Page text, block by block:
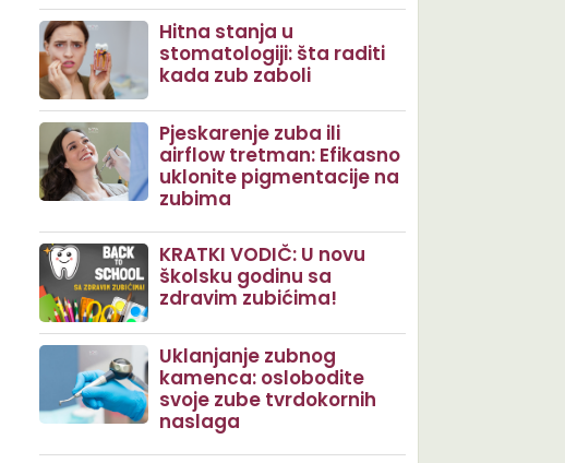
Hitna stanja u
stomatologiji: šta raditi
kada zub zaboli
Pjeskarenje zuba ili
airflow tretman: Efikasno
uklonite pigmentacije na
zubima
KRATKI VODIČ: U novu
školsku godinu sa
zdravim zubićima!
Uklanjanje zubnog
kamenca: oslobodite
svoje zube tvrdokornih
naslaga